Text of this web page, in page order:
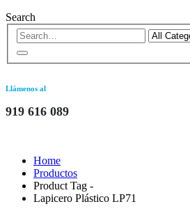
Search
Llámenos al
919 616 089
Home
Productos
Product Tag -
Lapicero Plástico LP71